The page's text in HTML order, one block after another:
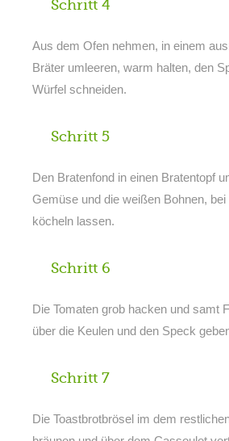
Schritt 4
Aus dem Ofen nehmen, in einem
Bräter umleeren, warm halten, den
Würfel schneiden.
Schritt 5
Den Bratenfond in einen Bratentopf
Gemüse und die weißen Bohnen,
köcheln lassen.
Schritt 6
Die Tomaten grob hacken und samt
über die Keulen und den Speck
Schritt 7
Die Toastbrotbrösel im dem